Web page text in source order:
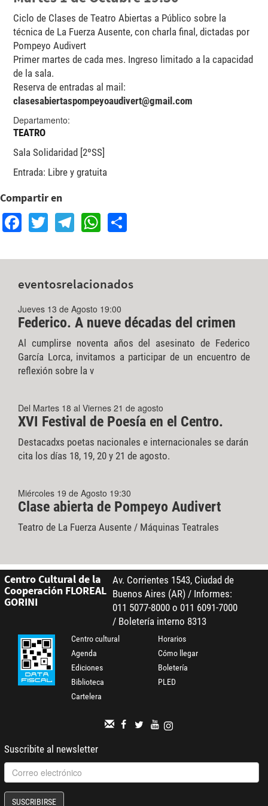
Ciclo de Clases de Teatro Abiertas a Público sobre la
técnica de La Fuerza Ausente, con charla final, dictadas por
Pompeyo Audivert
Primer martes de cada mes. Ingreso limitado a la capacidad
de la sala.
Reserva de entradas al mail:
clasesabiertaspompeyoaudivert@gmail.com
Departamento:
TEATRO
Sala Solidaridad [2ºSS]
Entrada: Libre y gratuita
Compartir en
Facebook
TwitterTelegram
WhatsApp
eventosrelacionados
Jueves 13 de Agosto 19:00
Federico. A nueve décadas del crimen
Al cumplirse noventa años del asesinato de Federico
García Lorca, invitamos a participar de un encuentro de
reflexión sobre la v
Del Martes 18 al Viernes 21 de agosto
XVI Festival de Poesía en el Centro.
Destacadxs poetas nacionales e internacionales se darán
cita los días 18, 19, 20 y 21 de agosto.
Miércoles 19 de Agosto 19:30
Clase abierta de Pompeyo Audivert
Teatro de La Fuerza Ausente / Máquinas Teatrales
Centro Cultural de la
Cooperación FLOREAL
GORINI
Av. Corrientes 1543, Ciudad de
Buenos Aires (AR) / Informes:
011 5077-8000 o 011 6091-7000
/ Boletería interno 8313
Centro cultural
Agenda
Ediciones
Biblioteca
Cartelera
Horarios
Cómo llegar
Boletería
PLED
Suscribite al newsletter
SUSCRIBIRSE